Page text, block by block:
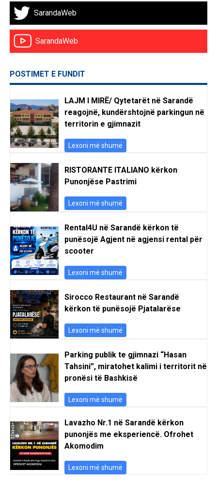
SarandaWeb
SarandaWeb
POSTIMET E FUNDIT
LAJM I MIRË/ Qytetarët në Sarandë
reagojnë, kundërshtojnë parkingun në
territorin e gjimnazit
Lexoni më shumë
RISTORANTE ITALIANO kërkon
Punonjëse Pastrimi
Lexoni më shumë
Rental4U në Sarandë kërkon të
punësojë Agjent në agjensi rental për
scooter
Lexoni më shumë
Sirocco Restaurant në Sarandë
kërkon të punësojë Pjatalarëse
Lexoni më shumë
Parking publik te gjimnazi “Hasan
Tahsini”, miratohet kalimi i territorit në
pronësi të Bashkisë
Lexoni më shumë
Lavazho Nr.1 në Sarandë kërkon
punonjës me eksperiencë. Ofrohet
Akomodim
Lexoni më shumë